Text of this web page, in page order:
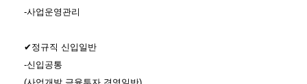
-사업운영관리
✔정규직 신입일반
-신입공통